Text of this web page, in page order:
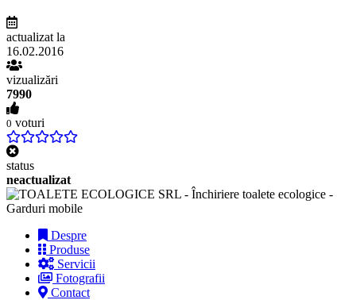
actualizat la
16.02.2016
vizualizări
7990
0 voturi
status
neactualizat
Despre
Produse
Servicii
Fotografii
Contact